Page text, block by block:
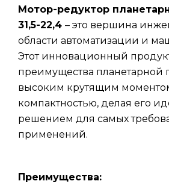
Мотор-редуктор
31,5-22,4 – это вершина
области автоматизации и
Этот инновационный
преимущества планетарной
высоким крутящим
компактностью, делая его
решением для самых
применений.
Преимущества: